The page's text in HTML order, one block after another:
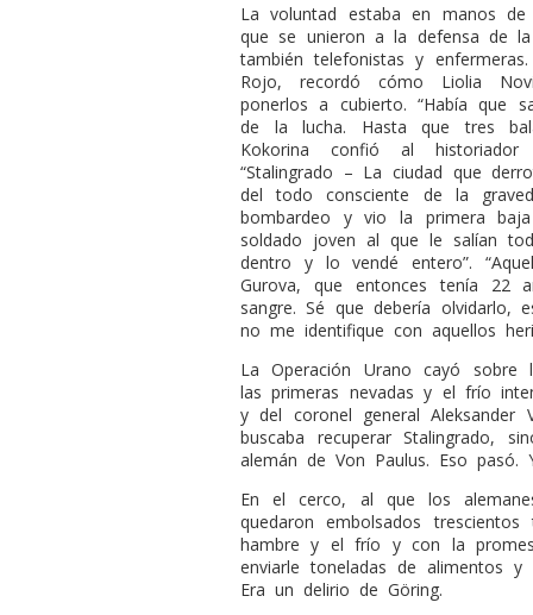
La voluntad estaba en manos
que se unieron a la defensa de
también telefonistas y
Rojo, recordó cómo Liolia
ponerlos a cubierto. “Había que
de la lucha. Hasta que tres
Kokorina confió al
“Stalingrado – La ciudad que
del todo consciente de la
bombardeo y vio la primera
soldado joven al que le salían
dentro y lo vendé entero”.
Gurova, que entonces tenía 22
sangre. Sé que debería
no me identifique con aquellos
La Operación Urano cayó
las primeras nevadas y el frío
y del coronel general
buscaba recuperar Stalingrado,
alemán de Von Paulus. Eso pasó.
En el cerco, al que los
quedaron embolsados
hambre y el frío y con la
enviarle toneladas de alimentos
Era un delirio de Göring.